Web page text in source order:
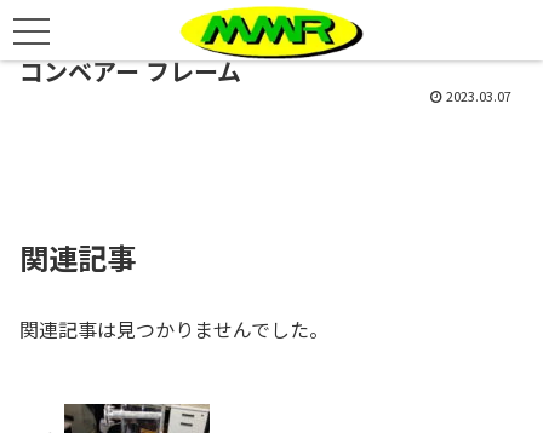
コンベアー フレーム
2023.03.07
関連記事
関連記事は見つかりませんでした。